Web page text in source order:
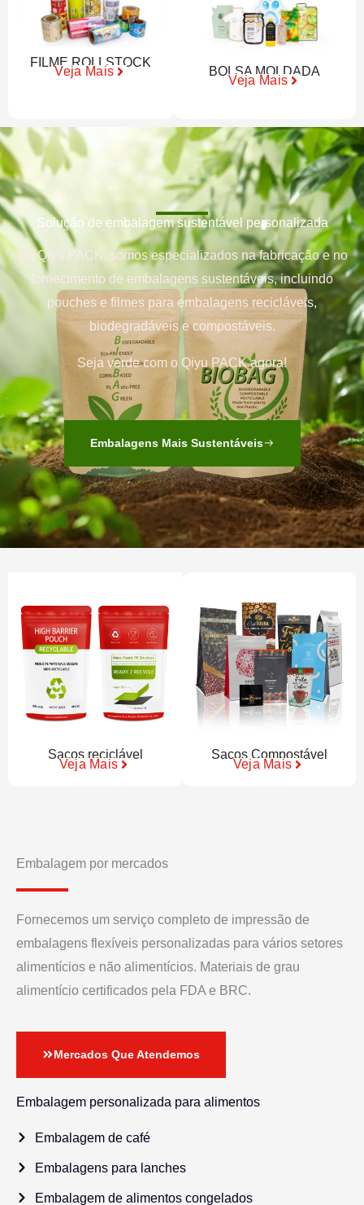
FILME ROLLSTOCK
Veja Mais BOLSA MOLDADA
Veja Mais
Solução de embalagem sustentável personalizada
Na Qiyu PACK, somos especializados na fabricação e no
fornecimento de embalagens sustentáveis, incluindo
pouches e filmes para embalagens recicláveis,
biodegradáveis e compostáveis.
Seja verde com o Qiyu PACK agora!
Embalagens Mais Sustentáveis
Sacos reciclável
Veja Mais
Sacos Compostável
Veja Mais
Embalagem por mercados
Fornecemos um serviço completo de impressão de
embalagens flexíveis personalizadas para vários setores
alimentícios e não alimentícios. Materiais de grau
alimentício certificados pela FDA e BRC.
Mercados Que Atendemos
Embalagem personalizada para alimentos
Embalagem de café
Embalagens para lanches
Embalagem de alimentos congelados